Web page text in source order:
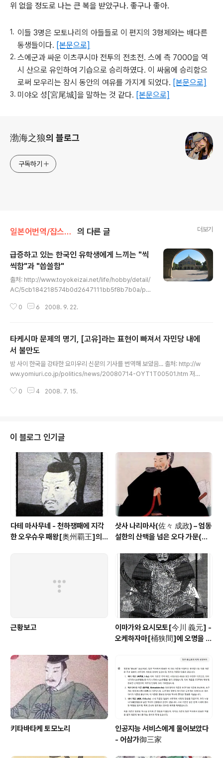
위 없을 정도로 나는 큰 복을 받았구나. 좋구나 좋아.
이들 3명은 모토나리의 아들들로 이 편지의 3형제와는 배다른
동생들이다. [본문으로]
스에군과 싸운 이츠쿠시마 전투의 전초전. 스에 측 7000을 역
시 산으로 유인하여 기습으로 승리하였다. 이 싸움에 승리함으
로써 모우리는 잠시 동안의 여유를 가지게 되었다. [본문으로]
미야오 성[宮尾城]을 말하는 것 같다. [본문으로]
渤海之狼의 블로그
구독하기
일본어번역/잡스러운 번역 의 다른 글 더보기
급증하고 있는 한국인 유학생에게 느끼는 "씩
씩함"과 "씁쓸함"
출처: http://www.toyokeizai.net/life/hobby/detail/
AC/5cb184218574b0d2647111bb5f8b7b0a/pa
d Junior University)에 와서가장 먼저 놀란 것은 한국인
다. 현재 스텐퍼드에 있는 한국인 대학원생수는 395명. 1
995년의 159명에 비해 2배 이상으로 증가했습니다. 이제
한국인 대학원생은 중국(대학원생수 457명), 인도(382
0 6 2008. 9. 22.
타케시마 문제의 명기, [고유]라는 표현이 빠져서 자민당 내에
서 불만도
밤 사이 한국을 강타한 요미우리 신문의 기사를 번역해 보았음... 출처: http://w
ww.yomiuri.co.jp/politics/news/20080714-OYT1T00501.htm 저
과서의 새로운 학습지도 요령해설서에 타케시마(竹島) 문제를 처음으로 명기
아키[中山 成彬] 문부과학상(당시)이 국회에서 "다음 번 학습지도 요령에서는
확실히 써야 할 것이다"고 답변하여, 이번 학습지도 요령의 개정..
0 4 2008. 7. 15.
이 블로그 인기글
다테 마사무네 - 천하쟁패에 지각
한 오우슈우 패왕[奥州覇王]의 1
삿사 나리마사(佐々 成政) – 엄동
설한의 산맥을 넘은 오다 가문(織
근황보고
이마가와 요시모토[今川 義元] -
오케하자마[桶狭間]에 오명을 남
키타바타케 토모노리
인공지능 서비스에게 물어보았다
- 어삼가御三家